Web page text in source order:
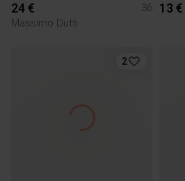
24 €
36
Massimo Dutti
13 €
2